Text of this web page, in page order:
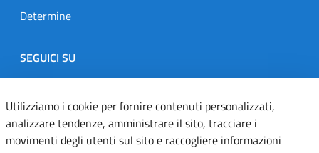
Determine
SEGUICI SU
Designers Italia
TwitterInstagramYoutubeLinkedin
Utilizziamo i cookie per fornire contenuti personalizzati,
analizzare tendenze, amministrare il sito, tracciare i
movimenti degli utenti sul sito e raccogliere informazioni